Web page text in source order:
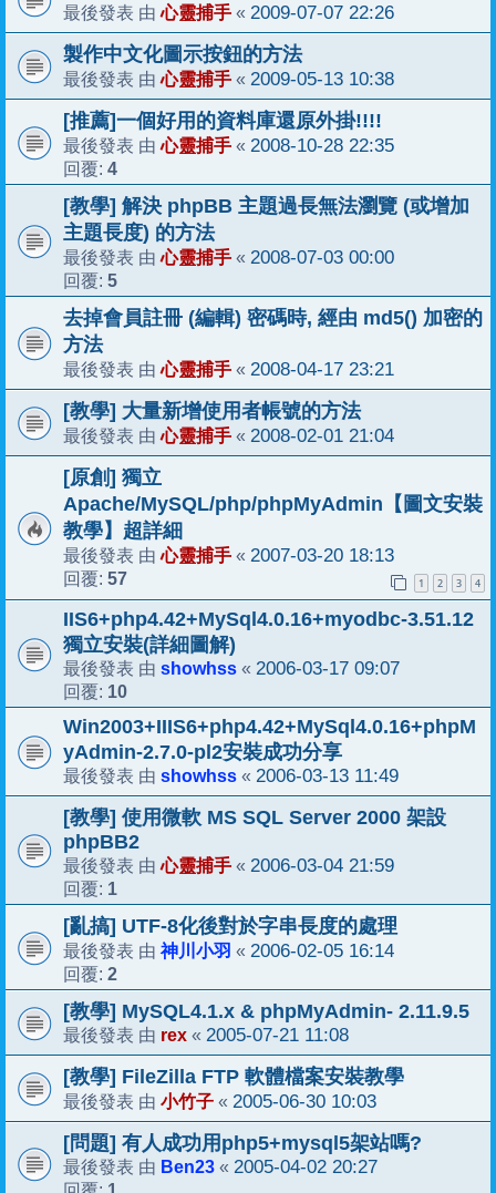
最後發表 由心靈捕手 « 2009-07-07 22:26
製作中文化圖示按鈕的方法
最後發表 由心靈捕手 « 2009-05-13 10:38
[推薦]一個好用的資料庫還原外掛!!!!
最後發表 由心靈捕手 « 2008-10-28 22:35
回覆: 4
[教學] 解決 phpBB 主題過長無法瀏覽 (或增加
主題長度) 的方法
最後發表 由心靈捕手 « 2008-07-03 00:00
回覆: 5
去掉會員註冊 (編輯) 密碼時, 經由 md5() 加密的
方法
最後發表 由心靈捕手 « 2008-04-17 23:21
[教學] 大量新增使用者帳號的方法
最後發表 由心靈捕手 « 2008-02-01 21:04
[原創] 獨立
Apache/MySQL/php/phpMyAdmin【圖文安裝
教學】超詳細
最後發表 由心靈捕手 « 2007-03-20 18:13
回覆: 57 1 2 3 4
IIS6+php4.42+MySql4.0.16+myodbc-3.51.12
獨立安裝(詳細圖解)
最後發表 由 showhss « 2006-03-17 09:07
回覆: 10
Win2003+IIIS6+php4.42+MySql4.0.16+phpM
yAdmin-2.7.0-pl2安裝成功分享
最後發表 由 showhss « 2006-03-13 11:49
[教學] 使用微軟 MS SQL Server 2000 架設
phpBB2
最後發表 由心靈捕手 « 2006-03-04 21:59
回覆: 1
[亂搞] UTF-8化後對於字串長度的處理
最後發表 由 神川小羽 « 2006-02-05 16:14
回覆: 2
[教學] MySQL4.1.x & phpMyAdmin- 2.11.9.5
最後發表 由 rex « 2005-07-21 11:08
[教學] FileZilla FTP 軟體檔案安裝教學
最後發表 由 小竹子 « 2005-06-30 10:03
[問題] 有人成功用php5+mysql5架站嗎?
最後發表 由 Ben23 « 2005-04-02 20:27